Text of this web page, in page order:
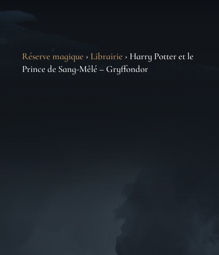
Réserve magique › Librairie › Harry Potter et le
Prince de Sang-Mêlé – Gryffondor